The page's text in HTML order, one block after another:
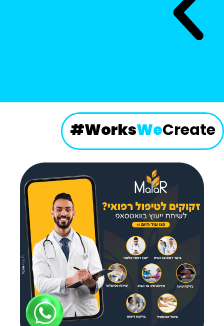
WorksWeCreate
#